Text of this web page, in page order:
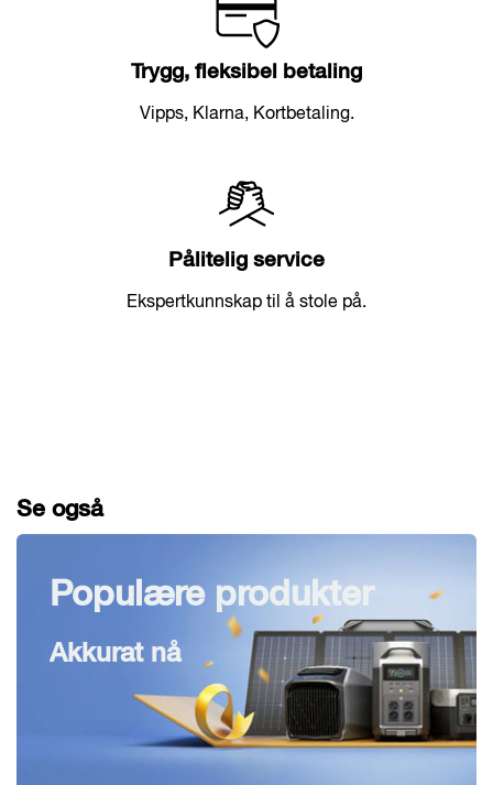
Trygg, fleksibel betaling
Vipps, Klarna, Kortbetaling.
Pålitelig service
Ekspertkunnskap til å stole på.
Se også
Populære produkter
Akkurat nå